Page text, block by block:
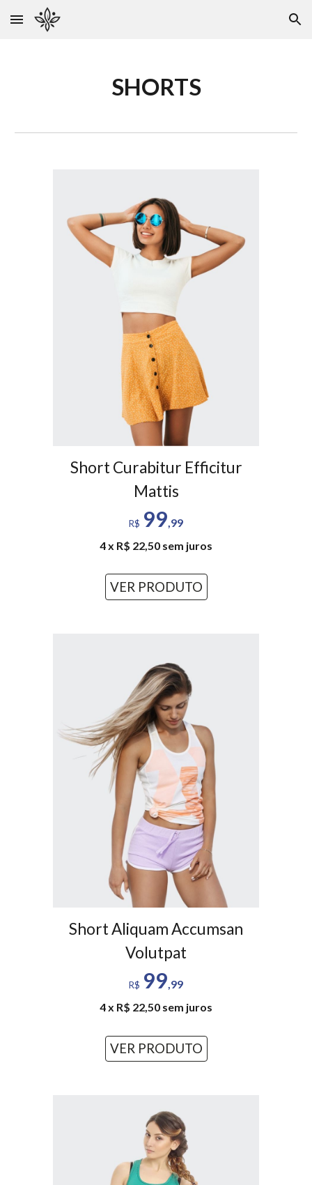
Skip to main content Skip to navigation
SHORTS
Short Curabitur Efficitur
Mattis
R$ 99,99
4 x R$ 22,50 sem juros
VER PRODUTO
Short Aliquam Accumsan
Volutpat
R$ 99,99
4 x R$ 22,50 sem juros
VER PRODUTO